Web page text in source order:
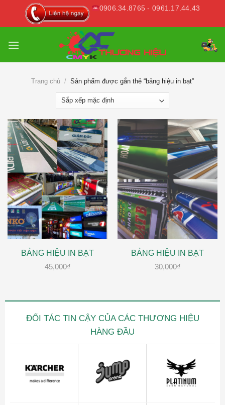
0906.34.8765 - 0961.17.44.43
Trang chủ / Sản phẩm được gắn thẻ “bảng hiệu in bạt”
BẢNG HIỆU IN BẠT
45,000₫
BẢNG HIỆU IN BẠT
30,000₫
ĐỐI TÁC TIN CẬY CỦA CÁC THƯƠNG HIỆU
HÀNG ĐẦU